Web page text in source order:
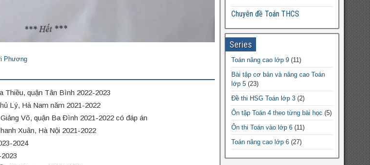
Phương
Thiều, quận Tân Bình 2022-2023
Lý, Hà Nam năm 2021-2022
Võ, quận Ba Đình 2021-2022 có đáp án
Xuân, Hà Nội 2021-2022
2024
Chuyên đề Toán THCS
Bất đẳng thức THCS
Chuyên đề Toán lớp 6
Chuyên đề Toán lớp 7
Chuyên đề Toán lớp 8
Chuyên đề Toán lớp 9
Chuyên đề Toán THPT
Chuyên đề Toán lớp 10
Chuyên đề Toán lớp 11
Chuyên đề Toán lớp 12
Series
Toán nâng cao lớp 9(11)
Bài tập cơ bản và nâng cao Toán
lớp 5(23)
Đề thi HSG Toán lớp 3(2)
Ôn tập Toán 4 theo từng bài học (5)
Ôn thi Toán vào lớp 6(11)
Toán nâng cao lớp 6(27)
Đề thi HSG Toán 12(10)